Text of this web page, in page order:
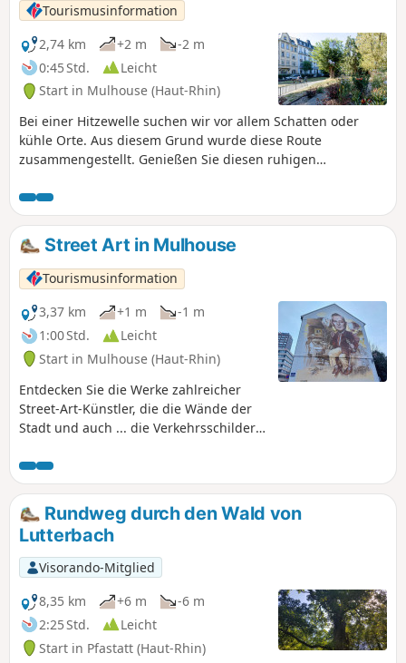
Tourismusinformation
2,74 km
+2 m
-2 m
0:45 Std.
Leicht
Start in Mulhouse (Haut-Rhin)
Bei einer Hitzewelle suchen wir vor allem Schatten oder
kühle Orte. Aus diesem Grund wurde diese Route
zusammengestellt. Genießen Sie diesen ruhigen
kehren Sie ins Stadtzentrum zurück.
Street Art in Mulhouse
Tourismusinformation
3,37 km
+1 m
-1 m
1:00 Std.
Leicht
Start in Mulhouse (Haut-Rhin)
Entdecken Sie die Werke zahlreicher
Street-Art-Künstler, die die Wände der
Stadt und auch ... die Verkehrsschilder
gehören unter anderem zu denen, die
die Straßen von Mulhouse verschönern.
Was Sie vor Beginn dieser Tour wissen
sollten: Da Street Art eine vergängliche
Kunstform ist, kann es sein, dass einige
Werke bei Ihrem Spaziergang nicht
mehr vorhanden sind. Wir laden Sie
jedoch ein, die Augen offen zu halten,
denn sie können auch versteckt sein.
Rundweg durch den Wald von
Lutterbach
Visorando-Mitglied
8,35 km
+6 m
-6 m
2:25 Std.
Leicht
Start in Pfastatt (Haut-Rhin)